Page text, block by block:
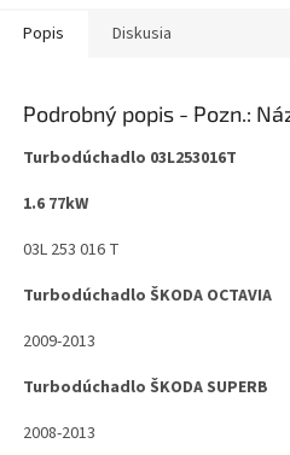
Popis Diskusia
Podrobný popis
Turbodúchadlo 03L253016T
1.6 77kW
03L 253 016 T
Turbodúchadlo ŠKODA OCTAVIA
2009-2013
Turbodúchadlo ŠKODA SUPERB
2008-2013